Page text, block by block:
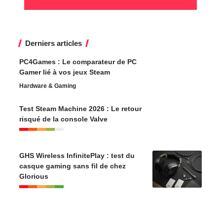
Derniers articles
PC4Games : Le comparateur de PC
Gamer lié à vos jeux Steam
Hardware & Gaming
Test Steam Machine 2026 : Le retour
risqué de la console Valve
GHS Wireless InfinitePlay : test du
casque gaming sans fil de chez
Glorious